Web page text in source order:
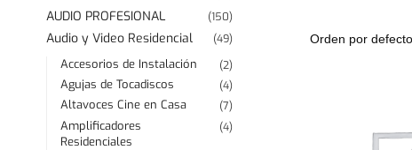
AUDIO PROFESIONAL (150)
Audio y Video Residencial (49)
Accesorios de Instalación (2)
Agujas de Tocadiscos (4)
Altavoces Cine en Casa (7)
Amplificadores
Residenciales
(4)